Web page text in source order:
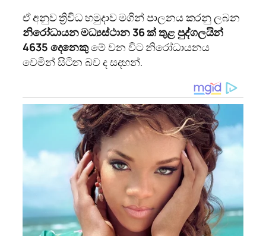
ඒ අනුව ත්‍රිවිධ හමුදාව මගින් පාලනය කරනු ලබන
නිරෝධායන මධ්‍යස්ථාන 36 ක් තුළ පුද්ගලයින්
4635 දෙනෙකුමේ වන විට නිරෝධායනය
වෙමින් සිටින බව ද සදහන්.